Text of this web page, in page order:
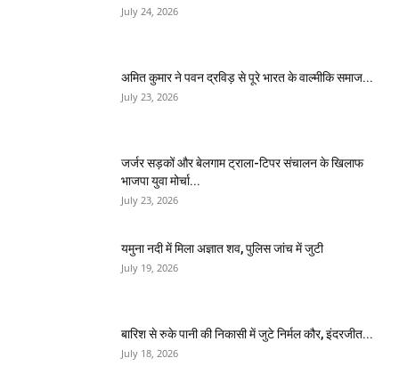
July 24, 2026
अमित कुमार ने पवन द्रविड़ से पूरे भारत के वाल्मीकि समाज...
July 23, 2026
जर्जर सड़कों और बेलगाम ट्राला-टिपर संचालन के खिलाफ
भाजपा युवा मोर्चा...
July 23, 2026
यमुना नदी में मिला अज्ञात शव, पुलिस जांच में जुटी
July 19, 2026
बारिश से रुके पानी की निकासी में जुटे निर्मल कौर, इंदरजीत...
July 18, 2026